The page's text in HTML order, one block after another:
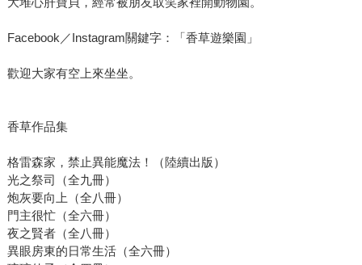
Facebook／Instagram關鍵字：「香草遊樂園」
歡迎大家有空上來坐坐。
香草作品集
格雷森家，禁止異能魔法！（陸續出版）
光之祭司（全九冊）
炮灰要向上（全八冊）
門主很忙（全六冊）
夜之賢者（全八冊）
異眼房東的日常生活（全六冊）